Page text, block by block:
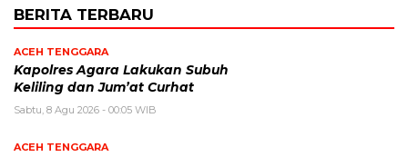
BERITA TERBARU
ACEH TENGGARA
Kapolres Agara Lakukan Subuh
Keliling dan Jum’at Curhat
Sabtu, 8 Agu 2026 - 00:05 WIB
ACEH TENGGARA